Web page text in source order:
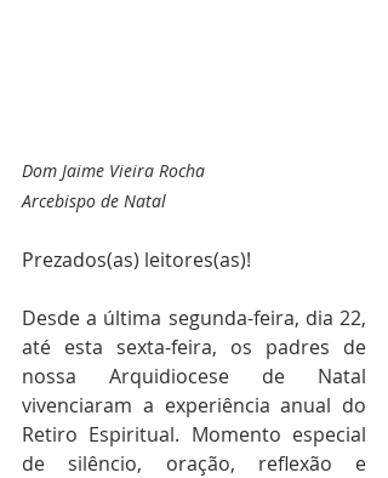
Dom Jaime Vieira Rocha
Arcebispo de Natal
Prezados(as) leitores(as)!
Desde a última segunda-feira, dia 22,
até esta sexta-feira, os padres de
nossa Arquidiocese de Natal
vivenciaram a experiência anual do
Retiro Espiritual. Momento especial
de silêncio, oração, reflexão e